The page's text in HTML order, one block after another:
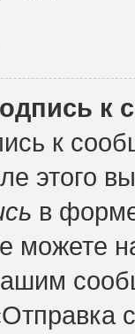
к
к
этого
в
можете